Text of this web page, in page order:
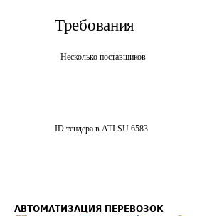
Требования
Несколько поставщиков
ID тендера в ATI.SU 6583
АВТОМАТИЗАЦИЯ ПЕРЕВОЗОК